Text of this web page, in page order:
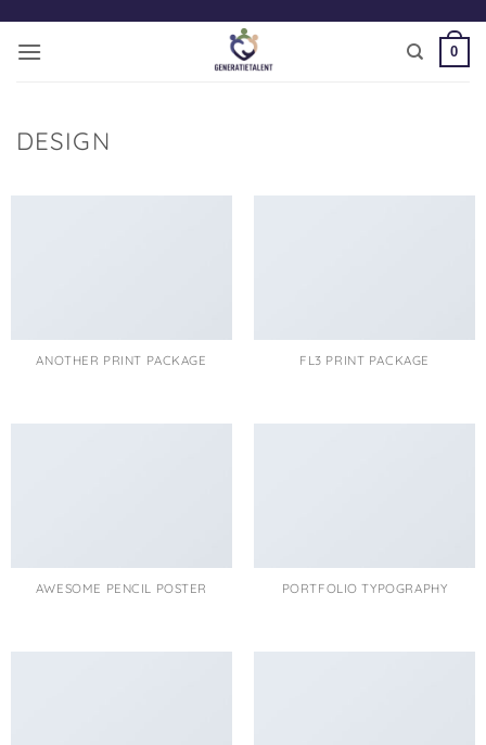
naar
inhoud
0
DESIGN
ANOTHER PRINT PACKAGE FL3 PRINT PACKAGE
AWESOME PENCIL POSTER PORTFOLIO TYPOGRAPHY